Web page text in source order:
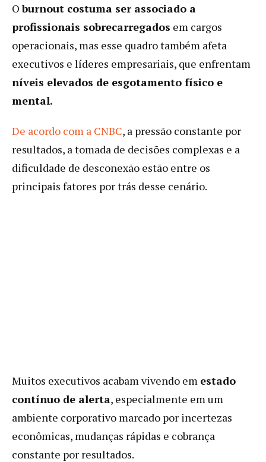
Oburnout costuma ser associado a
profissionais sobrecarregados em cargos
operacionais, mas esse quadro também afeta
executivos e líderes empresariais, que enfrentam
níveis elevados de esgotamento físico e
mental.
De acordo com a CNBC, a pressão constante por
resultados, a tomada de decisões complexas e a
dificuldade de desconexão estão entre os
principais fatores por trás desse cenário.
Muitos executivos acabam vivendo em estado
contínuo de alerta, especialmente em um
ambiente corporativo marcado por incertezas
econômicas, mudanças rápidas e cobrança
constante por resultados.